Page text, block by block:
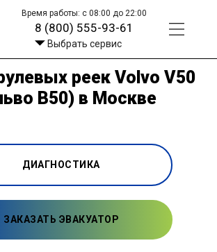
Время работы: с 08:00 до 22:00
8 (800) 555-93-61
Выбрать сервис
реек Volvo V50
В50) в Москве
ДИАГНОСТИКА
ЗАКАЗАТЬ ЭВАКУАТОР